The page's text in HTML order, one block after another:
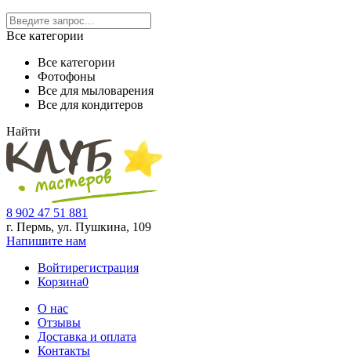
Все категории
Все категории
Фотофоны
Все для мыловарения
Все для кондитеров
Найти
8 902 47 51 881
г. Пермь, ул. Пушкина, 109
Напишите нам
Войтирегистрация
Корзина0
О нас
Отзывы
Доставка и оплата
Контакты